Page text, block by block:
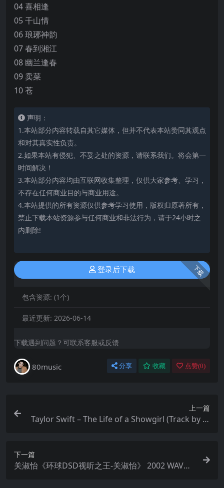
04 喜相逢
05 千山情
06 琅琊神韵
07 春到湘江
08 幽兰逢春
09 卖菜
10 苍
声明：
1.本站部分内容转载自其它媒体，但并不代表本站赞同其观点
和对其真实性负责。
2.如果本站有侵犯、不妥之处的资源，请联系我们。将会第一
时间解决！
3.本站部分内容均由互联网收集整理，仅供大家参考、学习，
不存在任何商业目的与商业用途。
4.本站提供的所有资源仅供参考学习使用，版权归原著所有，
禁止下载本站资源参与任何商业和非法行为，请于24小时之
内删除!
下载
登录后下载
包含资源: (1个)
最近更新: 2026-06-14
下载遇到问题？可联系客服或反馈
80music 分享 收藏 点赞(0)
上一篇
Taylor Swift – The Life of a Showgirl (Track by Tr
下一篇
关淑怡《环球DSD视听之王-关淑怡》 2002 WAV分